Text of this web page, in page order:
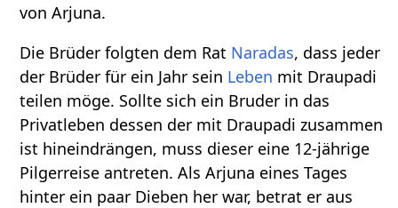
von Arjuna.
Die Brüder folgten dem Rat Naradas, dass jeder
der Brüder für ein Jahr sein Leben mit Draupadi
teilen möge. Sollte sich ein Bruder in das
Privatleben dessen der mit Draupadi zusammen
ist hineindrängen, muss dieser eine 12-jährige
Pilgerreise antreten. Als Arjuna eines Tages
hinter ein paar Dieben her war, betrat er aus